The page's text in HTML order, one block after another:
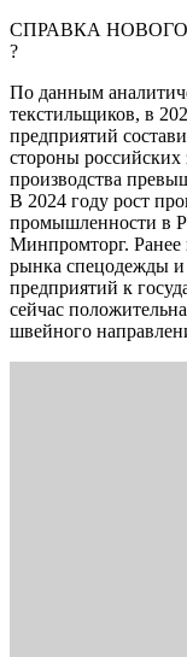
СПРАВКА
?
По данным
текстильщиков, в
предприятий
стороны российских
производства
В 2024 году рост
промышленности в
Минпромторг. Ранее
рынка спецодежды и
предприятий к
сейчас
швейного